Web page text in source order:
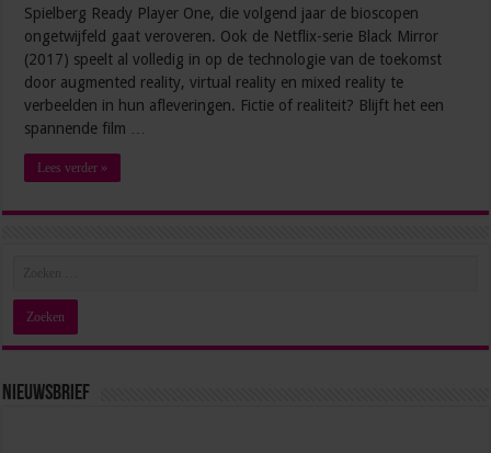
Spielberg Ready Player One, die volgend jaar de bioscopen
ongetwijfeld gaat veroveren. Ook de Netflix-serie Black Mirror
(2017) speelt al volledig in op de technologie van de toekomst
door augmented reality, virtual reality en mixed reality te
verbeelden in hun afleveringen. Fictie of realiteit? Blijft het een
spannende film …
Lees verder »
Nieuwsbrief